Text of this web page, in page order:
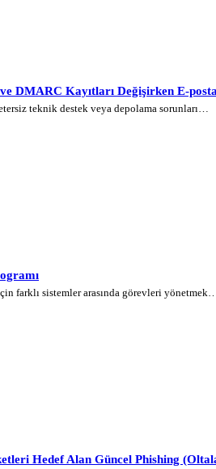
DMARC Kayıtları Değişirken E-
teknik destek veya depolama sorunları…
farklı sistemler arasında görevleri
Hedef Alan Güncel Phishing